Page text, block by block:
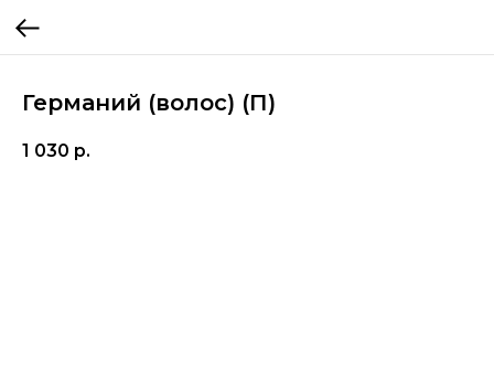
Германий (волос) (П)
1 030 р.